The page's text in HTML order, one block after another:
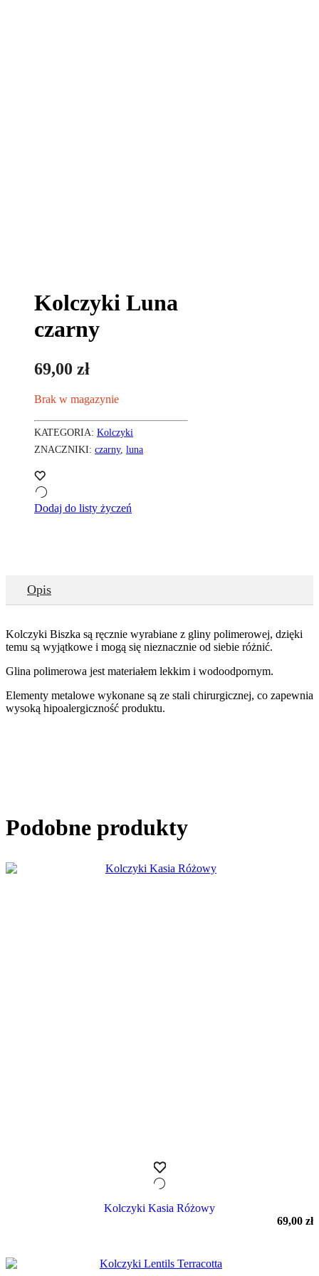
Kolczyki Luna
czarny
69,00 zł
Brak w magazynie
KATEGORIA: Kolczyki
ZNACZNIKI: czarny, luna
Dodaj do listy życzeń
Opis
Kolczyki Biszka są ręcznie wyrabiane z gliny polimerowej, dzięki
temu są wyjątkowe i mogą się nieznacznie od siebie różnić.
Glina polimerowa jest materiałem lekkim i wodoodpornym.
Elementy metalowe wykonane są ze stali chirurgicznej, co zapewnia
wysoką hipoalergiczność produktu.
Podobne produkty
Kolczyki Kasia Różowy
69,00 zł